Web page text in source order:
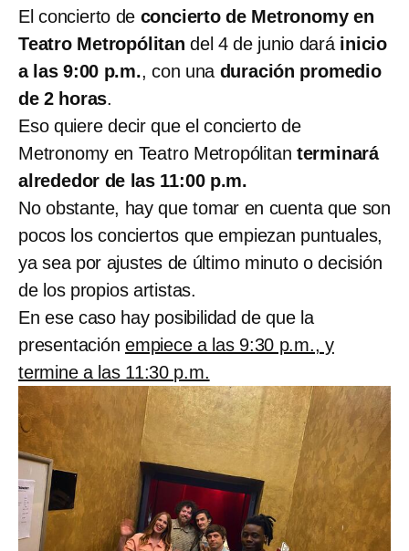
El concierto de concierto de Metronomy en
Teatro Metropólitan del 4 de junio dará inicio
a las 9:00 p.m., con una duración promedio
de 2 horas.
Eso quiere decir que el concierto de
Metronomy en Teatro Metropólitan terminará
alrededor de las 11:00 p.m.
No obstante, hay que tomar en cuenta que son
pocos los conciertos que empiezan puntuales,
ya sea por ajustes de último minuto o decisión
de los propios artistas.
En ese caso hay posibilidad de que la
presentación empiece a las 9:30 p.m., y
termine a las 11:30 p.m.